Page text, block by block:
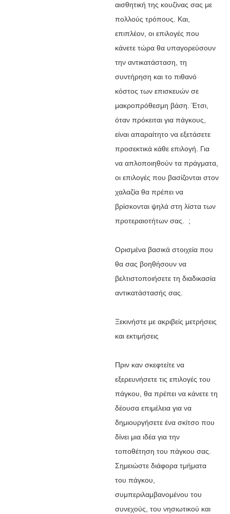
αισθητική της κουζίνας σας με
πολλούς τρόπους. Και,
επιπλέον, οι επιλογές που
κάνετε τώρα θα υπαγορεύσουν
την αντικατάσταση, τη
συντήρηση και το πιθανό
κόστος των επισκευών σε
μακροπρόθεσμη βάση. Έτσι,
όταν πρόκειται για πάγκους,
είναι απαραίτητο να εξετάσετε
προσεκτικά κάθε επιλογή. Για
να απλοποιηθούν τα πράγματα,
οι επιλογές που βασίζονται στον
χαλαζία θα πρέπει να
βρίσκονται ψηλά στη λίστα των
προτεραιοτήτων σας. ;
Ορισμένα βασικά στοιχεία που
θα σας βοηθήσουν να
βελτιστοποιήσετε τη διαδικασία
αντικατάστασής σας.
Ξεκινήστε με ακριβείς μετρήσεις
και εκτιμήσεις
Πριν καν σκεφτείτε να
εξερευνήσετε τις επιλογές του
πάγκου, θα πρέπει να κάνετε τη
δέουσα επιμέλεια για να
δημιουργήσετε ένα σκίτσο που
δίνει μια ιδέα για την
τοποθέτηση του πάγκου σας.
Σημειώστε διάφορα τμήματα
του πάγκου,
συμπεριλαμβανομένου του
συνεχούς, του νησιωτικού και